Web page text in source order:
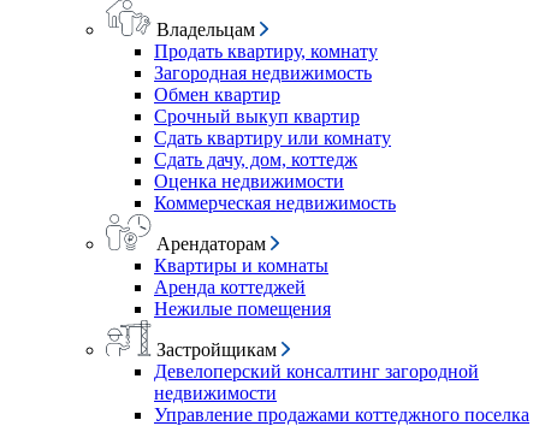
Владельцам
Продать квартиру, комнату
Загородная недвижимость
Обмен квартир
Срочный выкуп квартир
Сдать квартиру или комнату
Сдать дачу, дом, коттедж
Оценка недвижимости
Коммерческая недвижимость
Арендаторам
Квартиры и комнаты
Аренда коттеджей
Нежилые помещения
Застройщикам
Девелоперский консалтинг загородной
недвижимости
Управление продажами коттеджного поселка